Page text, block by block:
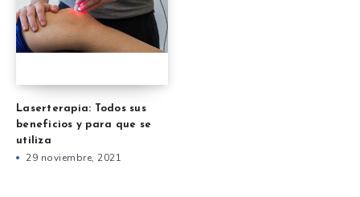
Laserterapia: Todos sus
beneficios y para que se
utiliza
29 noviembre, 2021